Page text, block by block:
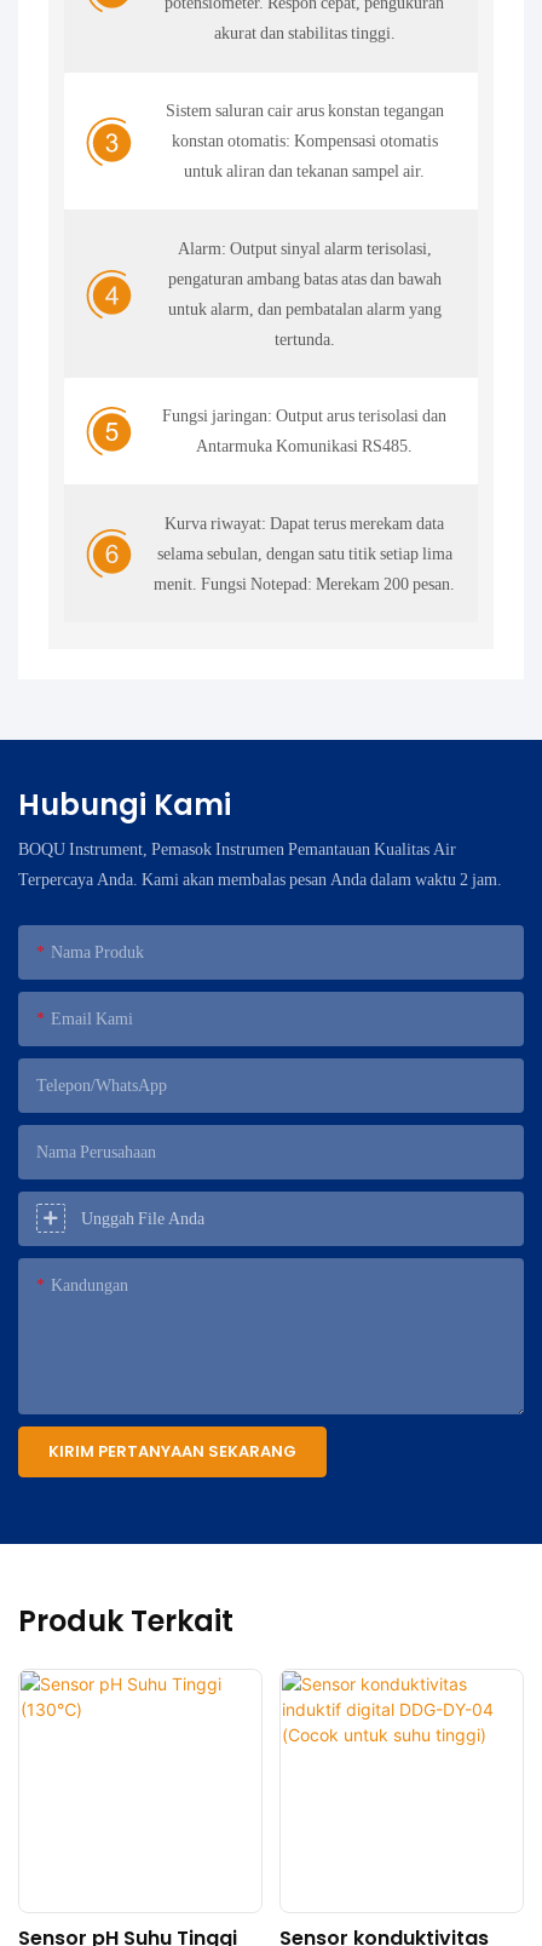
akurat dan stabilitas tinggi.
Sistem saluran cair arus konstan tegangan
konstan otomatis: Kompensasi otomatis
untuk aliran dan tekanan sampel air.
Alarm: Output sinyal alarm terisolasi,
pengaturan ambang batas atas dan bawah
untuk alarm, dan pembatalan alarm yang
tertunda.
Fungsi jaringan: Output arus terisolasi dan
Antarmuka Komunikasi RS485.
Kurva riwayat: Dapat terus merekam data
selama sebulan, dengan satu titik setiap lima
menit. Fungsi Notepad: Merekam 200 pesan.
Hubungi Kami
BOQU Instrument, Pemasok Instrumen Pemantauan Kualitas Air
Terpercaya Anda. Kami akan membalas pesan Anda dalam waktu 2 jam.
Nama Produk
Email Kami
Telepon/WhatsApp
Nama Perusahaan
Unggah File Anda
Kandungan
KIRIM PERTANYAAN SEKARANG
Produk Terkait
Sensor pH Suhu Tinggi Sensor konduktivitas